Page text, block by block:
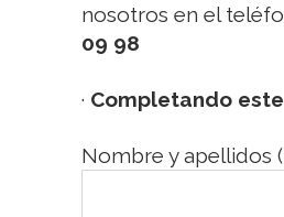
nosotros en el
09 98
· Completando
Nombre y apellidos